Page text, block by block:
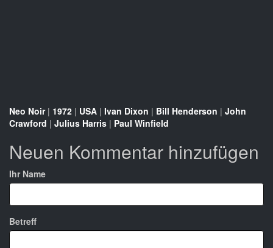
Neo Noir| 1972 | USA | Ivan Dixon | Bill Henderson | John
Crawford | Julius Harris | Paul Winfield
Neuen Kommentar hinzufügen
Ihr Name
Betreff